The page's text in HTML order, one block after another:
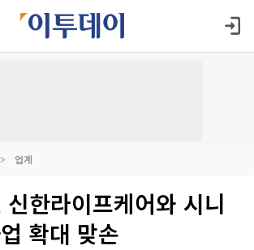
업계
한라이프케어와 시니
확대 맞손